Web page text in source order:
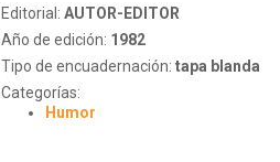
Editorial: AUTOR-EDITOR
Año de edición: 1982
Tipo de encuadernación: tapa blanda
Categorías:
Humor